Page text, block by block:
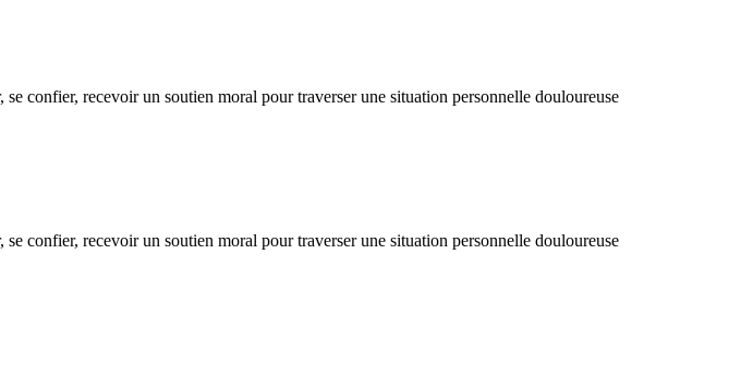
confier, recevoir un soutien moral pour traverser une situation personnelle douloureuse
confier, recevoir un soutien moral pour traverser une situation personnelle douloureuse